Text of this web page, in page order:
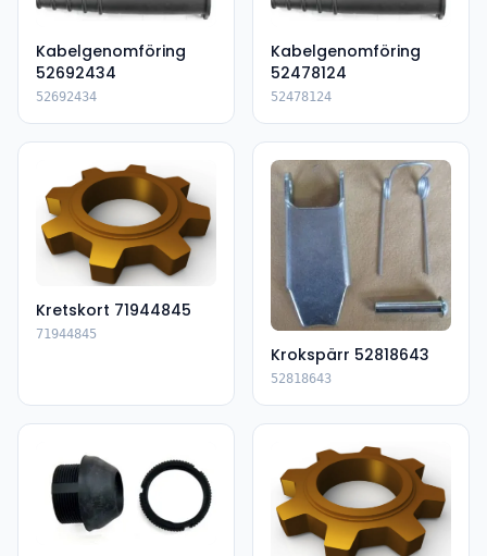
Kabelgenomföring
52692434
52692434
Kabelgenomföring
52478124
52478124
Kretskort 71944845
71944845
Krokspärr 52818643
52818643